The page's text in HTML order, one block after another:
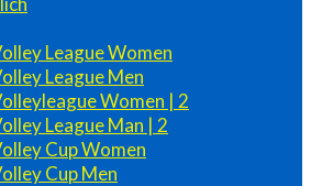
League Women
League Men
Women | 2
League Man | 2
Cup Women
Cup Men